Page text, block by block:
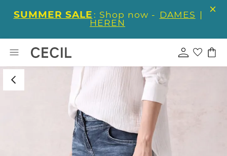
SUMMER SALE : Shop now - DAMES |
HEREN